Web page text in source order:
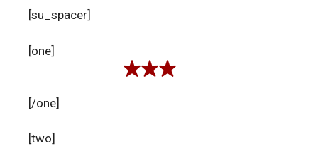
[su_spacer]
[one]
[/one]
[two]